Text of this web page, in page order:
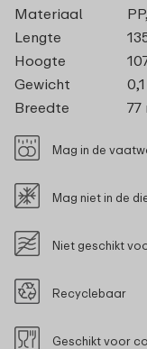
Materiaal
Lengte
Hoogte
Gewicht
Breedte
77
Mag in de
Mag niet in de
Niet geschikt
Recyclebaar
Geschikt voor